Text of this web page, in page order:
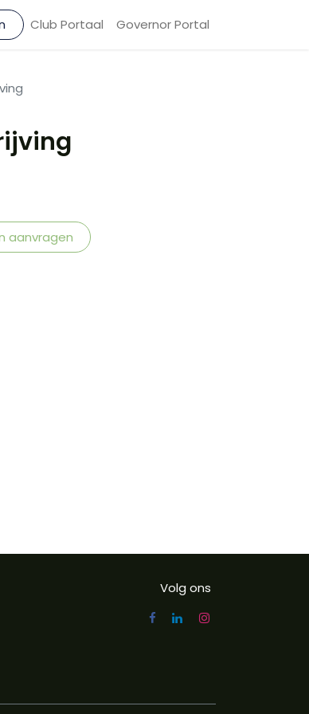
Club Portaal Governor Portal
aanvragen
Volg ons